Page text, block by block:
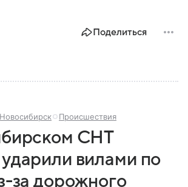
Поделиться
Происшествия
СНТ
вилами по
за дорожного